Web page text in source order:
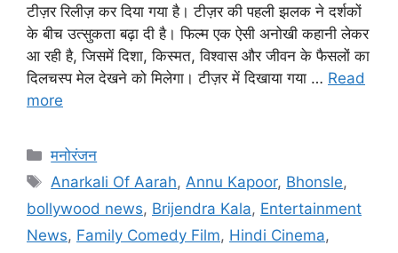
टीज़र रिलीज़ कर दिया गया है। टीज़र की पहली झलक ने दर्शकों
के बीच उत्सुकता बढ़ा दी है। फिल्म एक ऐसी अनोखी कहानी लेकर
आ रही है, जिसमें दिशा, किस्मत, विश्वास और जीवन के फैसलों का
दिलचस्प मेल देखने को मिलेगा। टीज़र में दिखाया गया … Read
more
मनोरंजन
Anarkali Of Aarah,Annu Kapoor, Bhonsle,
bollywood news, Brijendra Kala, Entertainment
News, Family Comedy Film, Hindi Cinema,